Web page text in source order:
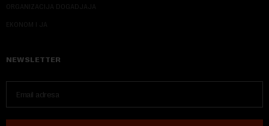
ORGANIZACIJA DOGADJAJA
EKONOM I JA
NEWSLETTER